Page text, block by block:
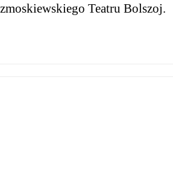
zmoskiewskiego Teatru Bolszoj.